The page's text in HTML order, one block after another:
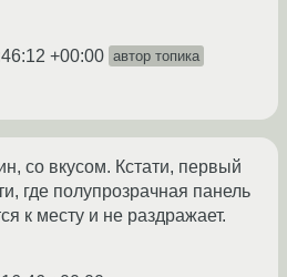
+00:00 автор топика
со вкусом. Кстати, первый
где полупрозрачная панель
к месту и не раздражает.